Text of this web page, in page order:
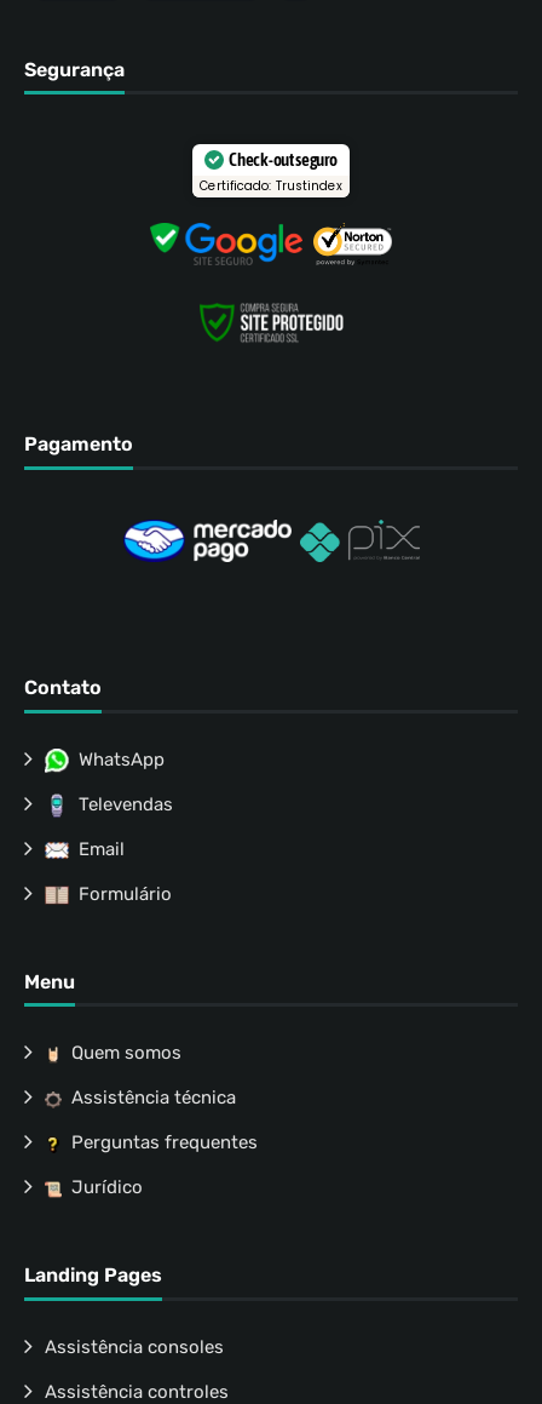
Segurança
Check-out seguro
Certificado: Trustindex
Pagamento
Contato
WhatsApp
Televendas
Email
Formulário
Menu
Quem somos
Assistência técnica
Perguntas frequentes
Jurídico
Landing Pages
Assistência consoles
Assistência controles